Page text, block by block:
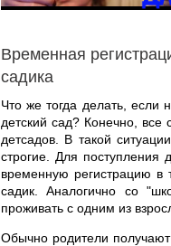
Временная
садика
Что же тогда делать, если
детский сад? Конечно, все
детсадов. В такой
строгие. Для поступления
временную регистрацию в
садик. Аналогично со
проживать с одним из
Обычно родители